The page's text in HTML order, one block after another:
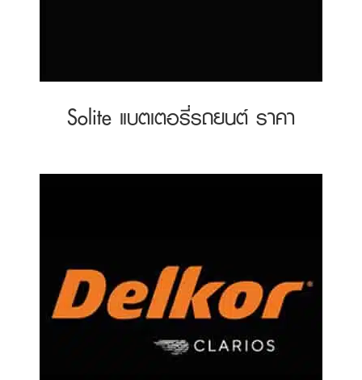
Solite แบตเตอรี่รถยนต์ ราคา